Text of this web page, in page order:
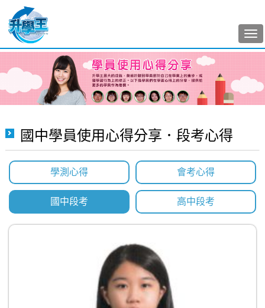
國中學員使用心得分享．段考心得
學測心得 會考心得
國中段考 高中段考